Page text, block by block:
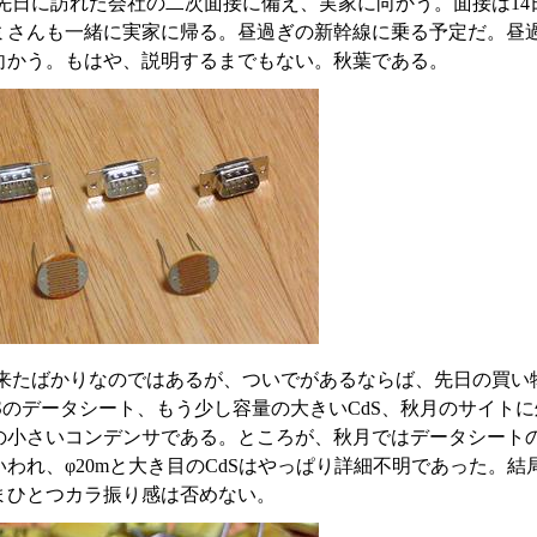
さんも一緒に実家に帰る。昼過ぎの新幹線に乗る予定だ。
う。もはや、説明するまでもない。秋葉である。
たばかりなのではあるが、ついでがあるならば、先日の買
のデータシート、もう少し容量の大きいCdS、秋月のサイト
小さいコンデンサである。ところが、秋月ではデータシー
われ、φ20mと大き目のCdSはやっぱり詳細不明であった。
とつカラ振り感は否めない。